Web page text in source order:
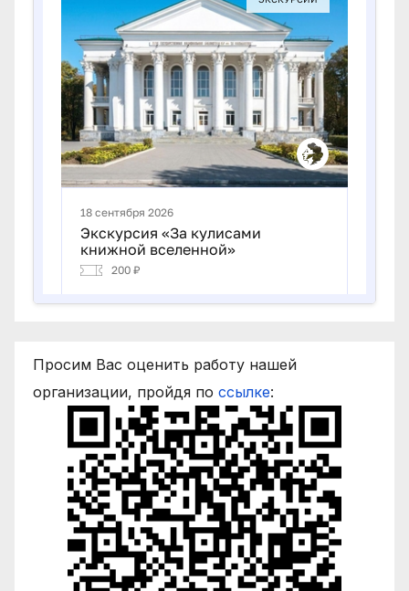
Просим Вас оценить работу нашей
организации, пройдя по ссылке: